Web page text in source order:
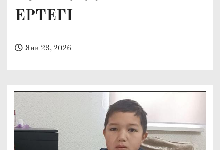
ЕРТЕГІ
Янв 23, 2026